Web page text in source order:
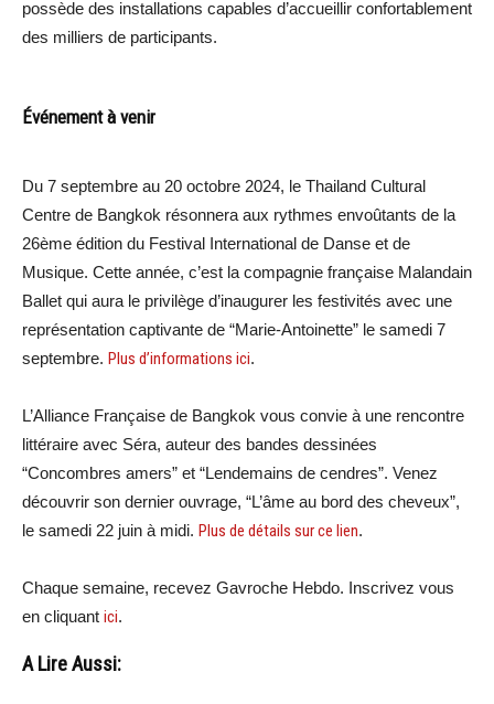
possède des installations capables d’accueillir confortablement
des milliers de participants.
Événement à venir
Du 7 septembre au 20 octobre 2024, le Thailand Cultural
Centre de Bangkok résonnera aux rythmes envoûtants de la
26ème édition du Festival International de Danse et de
Musique. Cette année, c’est la compagnie française Malandain
Ballet qui aura le privilège d’inaugurer les festivités avec une
représentation captivante de “Marie-Antoinette” le samedi 7
septembre. Plus d’informations ici.
L’Alliance Française de Bangkok vous convie à une rencontre
littéraire avec Séra, auteur des bandes dessinées
“Concombres amers” et “Lendemains de cendres”. Venez
découvrir son dernier ouvrage, “L’âme au bord des cheveux”,
le samedi 22 juin à midi. Plus de détails sur ce lien.
Chaque semaine, recevez Gavroche Hebdo. Inscrivez vous
en cliquant ici.
A Lire Aussi: